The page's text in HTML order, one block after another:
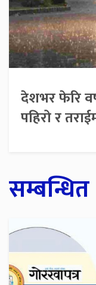
देशभर फेरि
पहिरो र
सम्बन्धित